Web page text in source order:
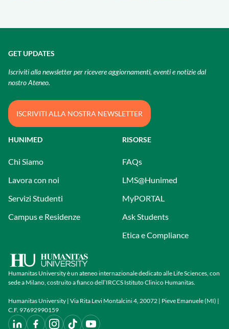
Humanitas University è un ateneo internazionale dedicato alle Life Sciences, con
sede a Milano, costruito a fianco dell’IRCCS Istituto Clinico Humanitas.
Humanitas University | Via Rita Levi Montalcini 4, 20072 | Pieve Emanuele (MI) |
C.F. 97692990159
HUNIMED
Chi Siamo
Lavora con noi
Servizi Studenti
Campus e Residenze
RISORSE
FAQs
LMS@Hunimed
MyPORTAL
Ask Students
Etica e Compliance
GET UPDATES
Iscriviti alla newsletter per ricevere aggiornamenti, eventi e notizie dal
nostro Ateneo.
ISCRIVITI ALLA NOSTRA NEWSLETTER